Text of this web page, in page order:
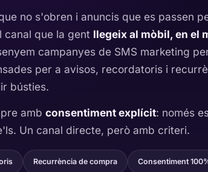
no s'obren i anuncis que es passen
canal que la gent llegeix al mòbil, en el
campanyes de SMS marketing
per a avisos, recordatoris i
bústies.
amb consentiment explícit: només
Un canal directe, però amb criteri.
Recurrència de compra Consentiment